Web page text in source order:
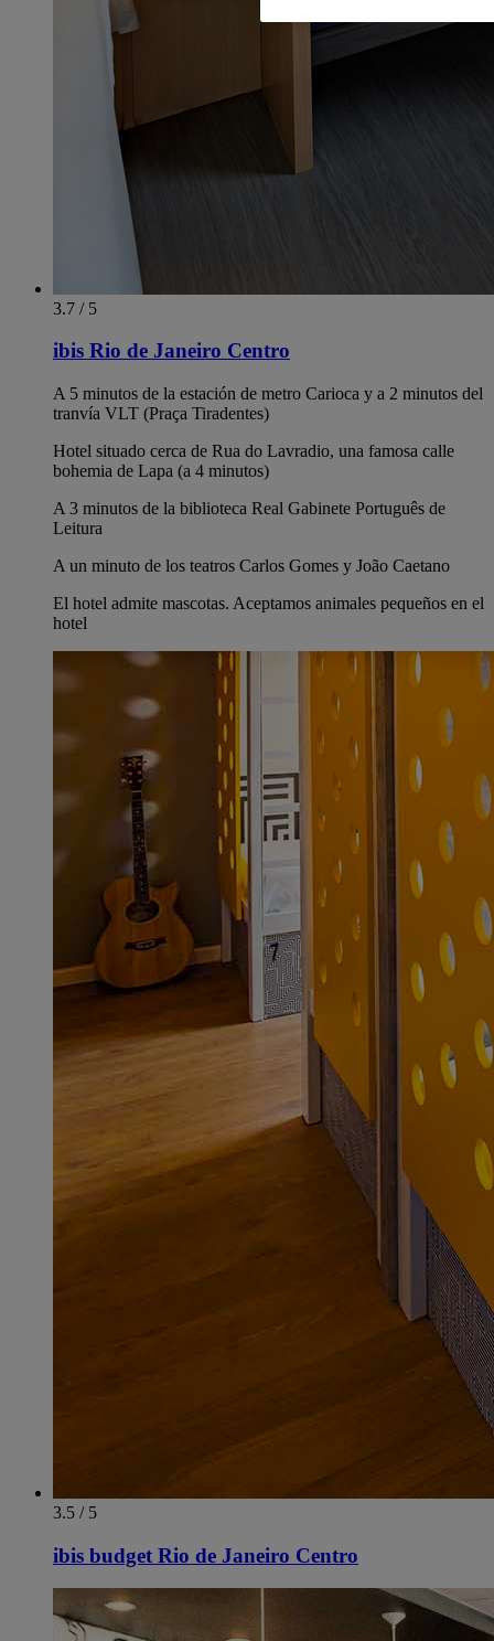
3.7 / 5
ibis Rio de Janeiro Centro
A 5 minutos de la estación de metro Carioca y a 2 minutos del
tranvía VLT (Praça Tiradentes)
Hotel situado cerca de Rua do Lavradio, una famosa calle
bohemia de Lapa (a 4 minutos)
A 3 minutos de la biblioteca Real Gabinete Português de
Leitura
A un minuto de los teatros Carlos Gomes y João Caetano
El hotel admite mascotas. Aceptamos animales pequeños en el
hotel
3.5 / 5
ibis budget Rio de Janeiro Centro